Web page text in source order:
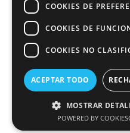
© 2026 - Marco
COOKIES DE
COOKIES DE
COOKIES NO
ACEPTAR TODO
MOSTRAR
POWERED BY